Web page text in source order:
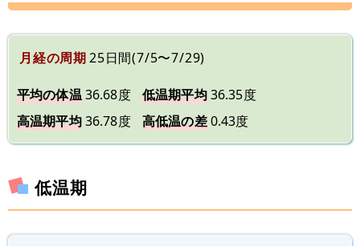
月経の周期25日間(7/5〜7/29)
平均の体温36.68度 低温期平均36.35度
高温期平均36.78度 高低温の差0.43度
低温期